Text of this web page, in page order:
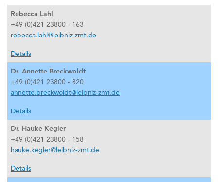
Rebecca Lahl
+49 (0)421 23800 - 163
rebecca.lahl@leibniz-zmt.de
Details
Dr. Annette Breckwoldt
+49 (0)421 23800 - 820
annette.breckwoldt@leibniz-zmt.de
Details
Dr. Hauke Kegler
+49 (0)421 23800 - 158
hauke.kegler@leibniz-zmt.de
Details